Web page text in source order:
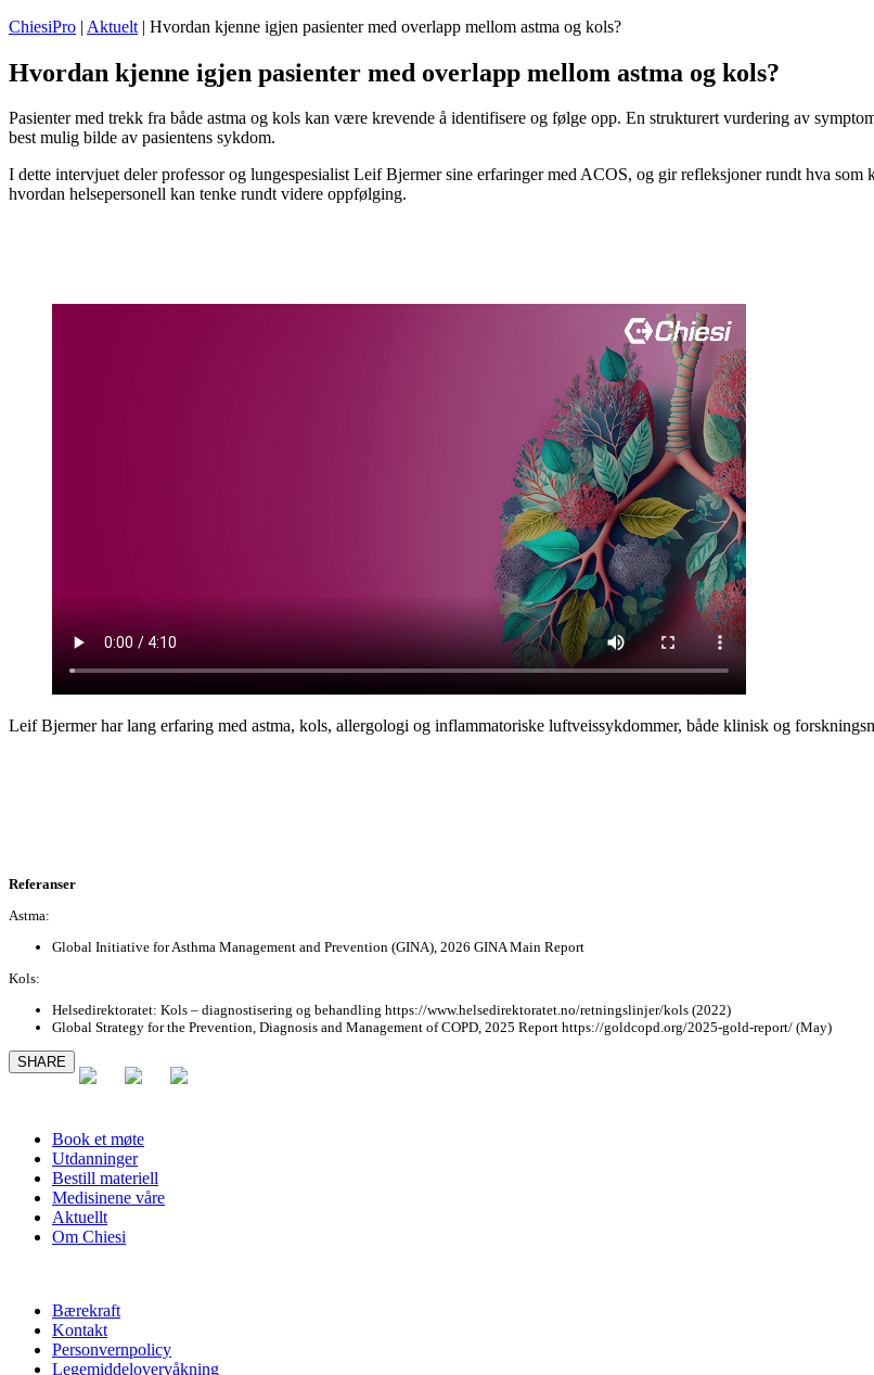
ChiesiPro | Aktuelt | Hvordan kjenne igjen pasienter med overlapp mellom astma og kols?
Hvordan kjenne igjen pasienter med overlapp mellom astma og kols?
Pasienter med trekk fra både astma og kols kan være krevende å identifisere og følge opp. En strukturert vurdering av
best mulig bilde av pasientens sykdom.
I dette intervjuet deler professor og lungespesialist Leif Bjermer sine erfaringer med ACOS, og gir refleksjoner rundt hva
hvordan helsepersonell kan tenke rundt videre oppfølging.
Leif Bjermer har lang erfaring med astma, kols, allergologi og inflammatoriske luftveissykdommer, både klinisk og
Referanser
Astma:
Global Initiative for Asthma Management and Prevention (GINA), 2026 GINA Main Report
Kols:
Helsedirektoratet: Kols – diagnostisering og behandling https://www.helsedirektoratet.no/retningslinjer/kols (2022)
Global Strategy for the Prevention, Diagnosis and Management of COPD, 2025 Report https://goldcopd.org/2025-gold-report/ (May)
SHARE
Book et møte
Utdanninger
Bestill materiell
Medisinene våre
Aktuellt
Om Chiesi
Bærekraft
Kontakt
Personvernpolicy
Legemiddelovervåkning